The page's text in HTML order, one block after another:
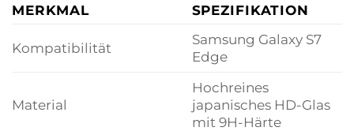
MERKMAL SPEZIFIKATION
Kompatibilität
Samsung Galaxy S7
Edge
Material
Hochreines
japanisches HD-Glas
mit 9H-Härte